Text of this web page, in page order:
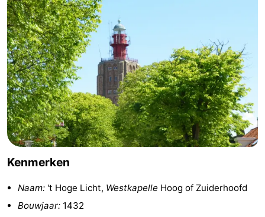
en
paravliegen
en
drinken
Evenementen
Ringrijden
Zoutelande
Actief
Praktisch
Forum
Route
Reisboekenwinkel
Kenmerken
Naam: 't Hoge Licht, Westkapelle Hoog of Zuiderhoofd
Bouwjaar: 1432